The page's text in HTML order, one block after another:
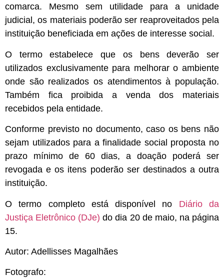
comarca. Mesmo sem utilidade para a unidade
judicial, os materiais poderão ser reaproveitados pela
instituição beneficiada em ações de interesse social.
O termo estabelece que os bens deverão ser
utilizados exclusivamente para melhorar o ambiente
onde são realizados os atendimentos à população.
Também fica proibida a venda dos materiais
recebidos pela entidade.
Conforme previsto no documento, caso os bens não
sejam utilizados para a finalidade social proposta no
prazo mínimo de 60 dias, a doação poderá ser
revogada e os itens poderão ser destinados a outra
instituição.
O termo completo está disponível no Diário da
Justiça Eletrônico (DJe) do dia 20 de maio, na página
15.
Autor: Adellisses Magalhães
Fotografo: